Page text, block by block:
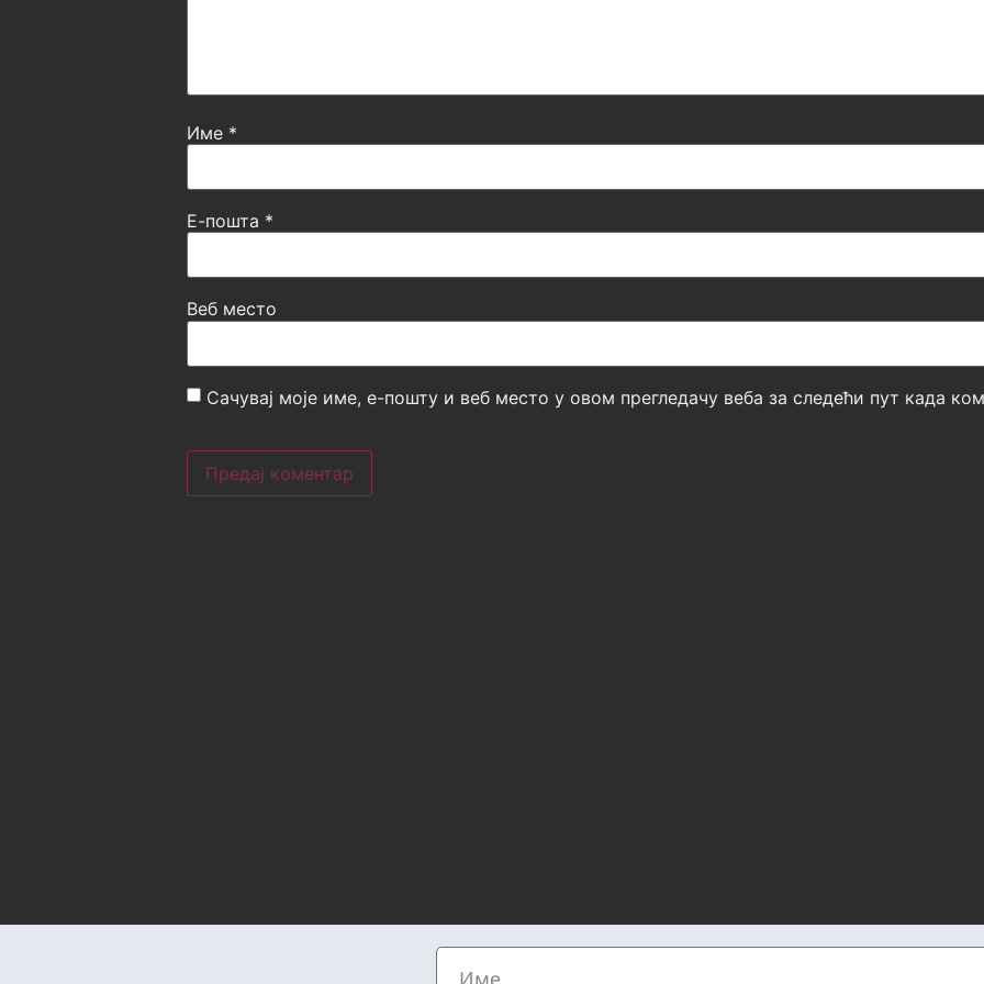
Име *
Е-пошта *
Веб место
Сачувај моје име, е-пошту и веб место у овом прегледачу веба за следећи пут када